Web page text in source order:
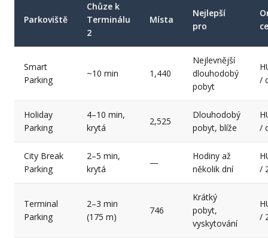
Parkoviště
Chůze k
Terminálu
2
Místa
Nejlepší
pro
Smart
Parking
~10 min 1,440
Nejlevnější
dlouhodobý
pobyt
/
Holiday
Parking
4–10 min,
krytá
2,525
Dlouhodobý
pobyt, blíže
/
City Break
Parking
2–5 min,
krytá
—
Hodiny až
několik dní
/
Terminal
Parking
2–3 min
(175 m)
746
Krátký
pobyt,
vyskytování
/